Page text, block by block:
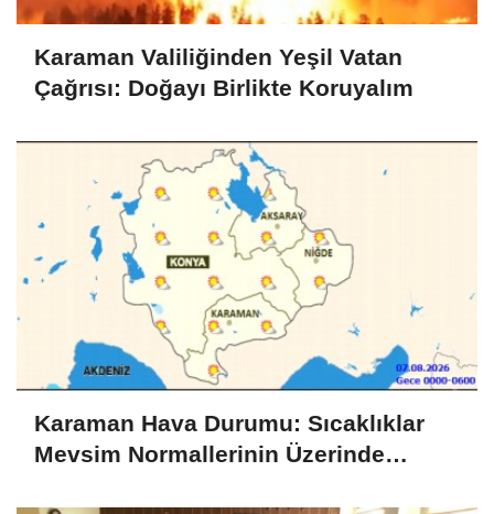
Karaman Valiliğinden Yeşil Vatan
Çağrısı: Doğayı Birlikte Koruyalım
Karaman Hava Durumu: Sıcaklıklar
Mevsim Normallerinin Üzerinde